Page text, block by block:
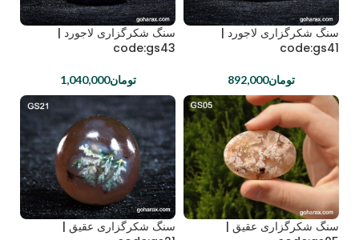
سنگ شکرگزاری لاجورد |
code:gs41
تومان892,000
سنگ شکرگزاری لاجورد |
code:gs43
تومان1,040,000
سنگ شکرگزاری عقیق |
سنگ شکرگزاری عقیق |